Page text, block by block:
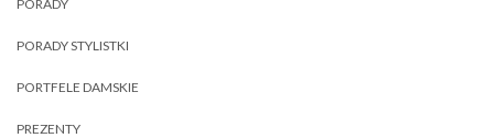
PORADY
PORADY STYLISTKI
PORTFELE DAMSKIE
PREZENTY